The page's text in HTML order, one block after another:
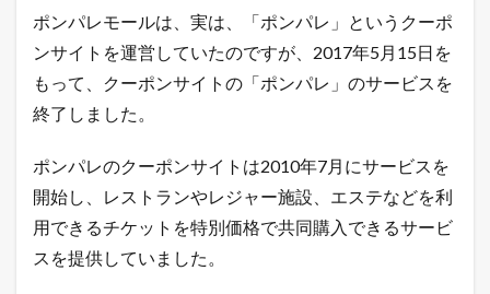
ポンパレモールは、実は、「ポンパレ」というクーポ
ンサイトを運営していたのですが、2017年5月15日を
もって、クーポンサイトの「ポンパレ」のサービスを
終了しました。
ポンパレのクーポンサイトは2010年7月にサービスを
開始し、レストランやレジャー施設、エステなどを利
用できるチケットを特別価格で共同購入できるサービ
スを提供していました。